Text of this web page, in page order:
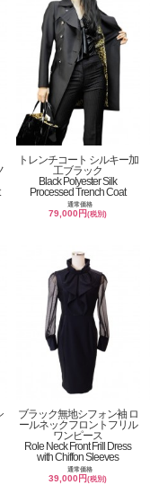
トレンチコート シルキー加
工ブラック
Black Polyester Silk
Processed Trench Coat
通常価格
79,000円(税別)
ブラック無地シフォン袖 ロ
ールネックフロントフリル
ワンピース
Role Neck Front Frill Dress
with Chiffon Sleeves
通常価格
39,000円(税別)